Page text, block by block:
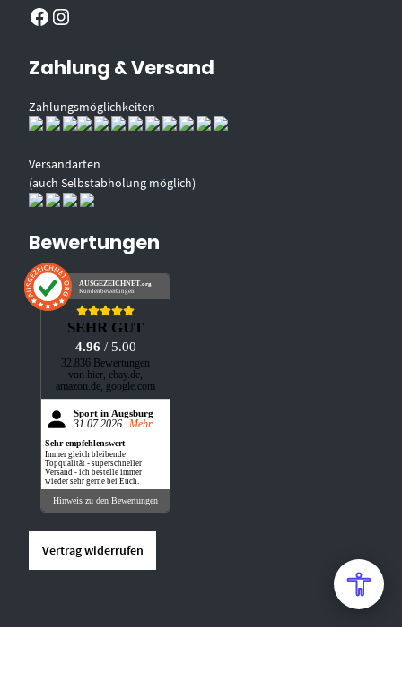
Facebook Instagram
Zahlung & Versand
Zahlungsmöglichkeiten
Versandarten
(auch Selbstabholung möglich)
Bewertungen
AUSGEZEICHNET.org
Kundenbewertungen
SEHR GUT
4.96 / 5.00
32.836 Bewertungen
von hier, ebay.de,
amazon.de, google.com
Sport in Augsburg
31.07.2026 Mehr
Sehr empfehlenswert
Immer gleich bleibende
Topqualität - superschneller
Versand - ich bestelle immer
wieder sehr gerne bei Euch.
Hinweis zu den Bewertungen
Vertrag widerrufen